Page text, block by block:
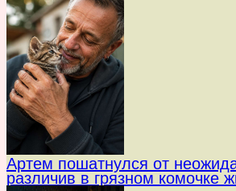
Артем пошатнулся от
различив в грязном комочке